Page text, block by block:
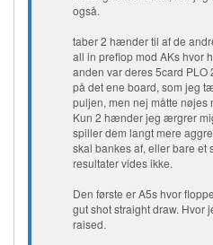
også.
taber 2 hænder til af de
all in preflop mod AKs hvor
anden var deres 5card PLO
på det ene board, som jeg
puljen, men nej måtte nøjes
Kun 2 hænder jeg ærgrer
spiller dem langt mere
skal bankes af, eller bare et
resultater vides ikke.
Den første er A5s hvor
gut shot straight draw. Hvor
raised.